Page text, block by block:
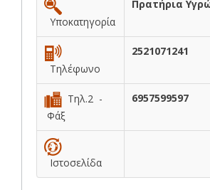
Υποκατηγορία
Πρατήρια
Τηλέφωνο
2521071241
Τηλ.2 -
Φάξ
6957599597
Ιστοσελίδα